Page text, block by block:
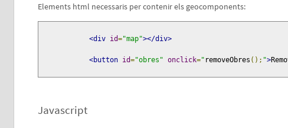
Elements html necessaris per contenir els geocomponents:
<div id="map"></div>
<button id="obres" onclick=" removeObres (); ">
Javascript